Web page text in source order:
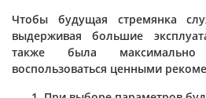
Чтобы будущая стремянка
выдерживая большие
также была максимально
воспользоваться ценными